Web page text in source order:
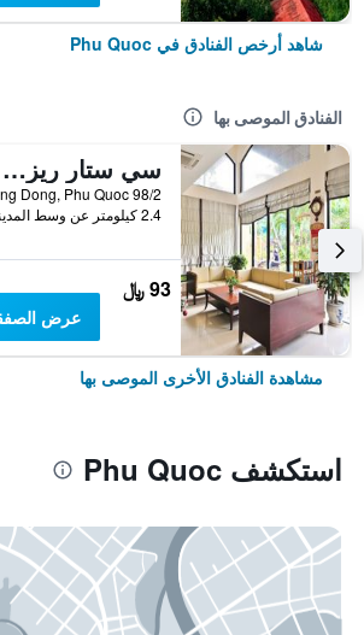
شاهد أرخص الفنادق في Phu Quoc
الفنادق الموصى بها
سي ستار ريزورت فو كواك
2.4 كيلومتر عن وسط المدينة
93 ﷼
عرض
مشاهدة الفنادق الأخرى الموصى بها
استكشف Phu Quoc